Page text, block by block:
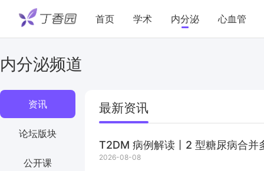
首页 学术 内分泌 心血管
内分泌频道
资讯
论坛版块
公开课
最新资讯
T2DM 病例解读丨2 型糖尿病合并
2026-08-08